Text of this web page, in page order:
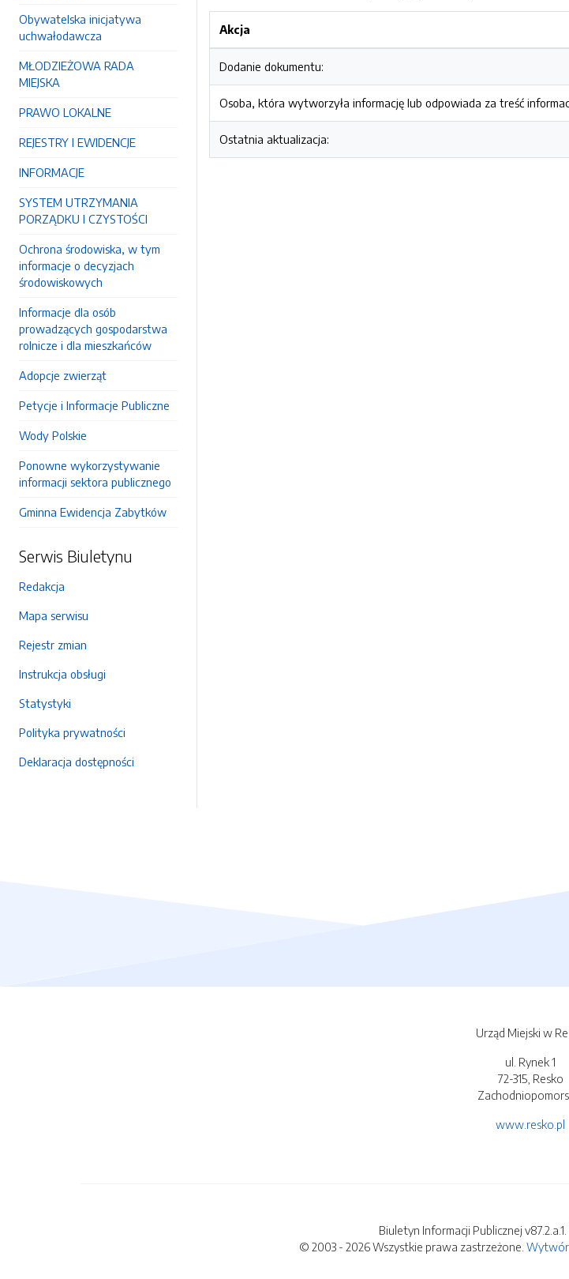
Obywatelska inicjatywa
uchwałodawcza
MŁODZIEŻOWA RADA
MIEJSKA
PRAWO LOKALNE
REJESTRY I EWIDENCJE
INFORMACJE
SYSTEM UTRZYMANIA
PORZĄDKU I CZYSTOŚCI
Ochrona środowiska, w tym
informacje o decyzjach
środowiskowych
Informacje dla osób
prowadzących gospodarstwa
rolnicze i dla mieszkańców
Adopcje zwierząt
Petycje i Informacje Publiczne
Wody Polskie
Ponowne wykorzystywanie
informacji sektora publicznego
Gminna Ewidencja Zabytków
Serwis Biuletynu
Redakcja
Mapa serwisu
Rejestr zmian
Instrukcja obsługi
Statystyki
Polityka prywatności
Deklaracja dostępności
Akcja
Dodanie dokumentu:
Osoba, która wytworzyła informację lub odpowiada za treść
Ostatnia aktualizacja:
Urząd Miejski w
ul. Rynek 1
72-315, Resko
www.resko.pl
Biuletyn Informacji Publicznej v87.2.a.1.
© 2003 - 2026 Wszystkie prawa zastrzeżone.